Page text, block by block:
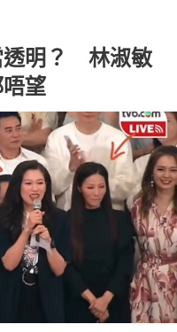
透明？ 林淑敏
望